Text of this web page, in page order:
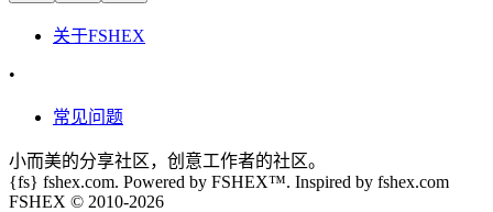
关于FSHEX
•
常见问题
小而美的分享社区，创意工作者的社区。
{fs} fshex.com. Powered by FSHEX™. Inspired by fshex.com
FSHEX © 2010-2026